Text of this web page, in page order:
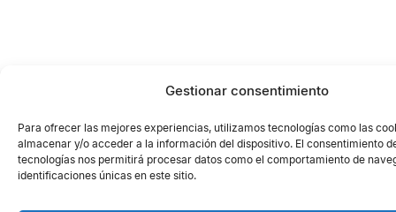
Gestionar consentimiento
Para ofrecer las mejores experiencias, utilizamos tecnologías como las
almacenar y/o acceder a la información del dispositivo. El consentimiento
tecnologías nos permitirá procesar datos como el comportamiento de
identificaciones únicas en este sitio.